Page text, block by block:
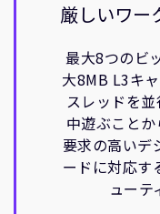
厳しいワー
最大8つのビ
大8MB L3キ
スレッドを
中遊ぶことか
要求の高いデ
ードに対応す
ューテ